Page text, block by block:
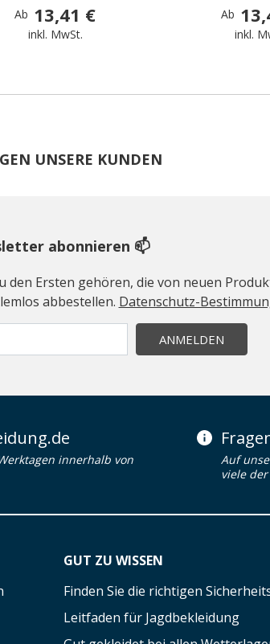
Ab 13,41 €
inkl. MwSt.
Ab
inkl.
UNSERE KUNDEN
abonnieren 📫
Ersten gehören, die von neuen
abbestellen. Datenschutz-
ANMELDEN
innerhalb von
Auf
viele
GUT ZU WISSEN
Finden Sie die richtigen
Leitfaden für Jagdbekleidung